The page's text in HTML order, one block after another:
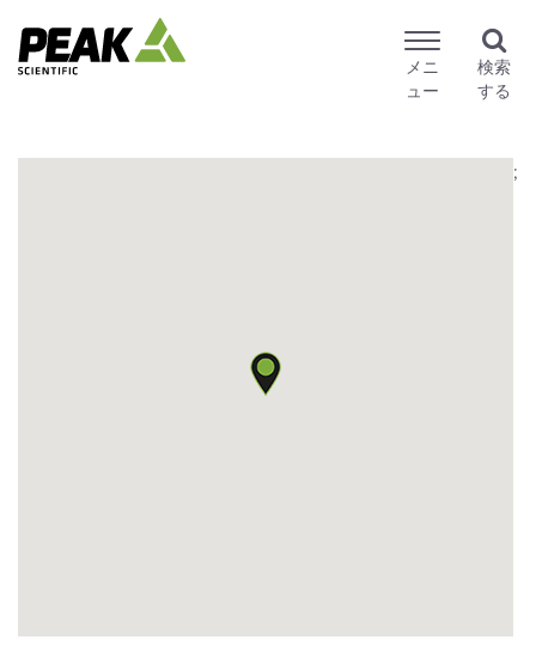
メニ
ュー
検索
する
;